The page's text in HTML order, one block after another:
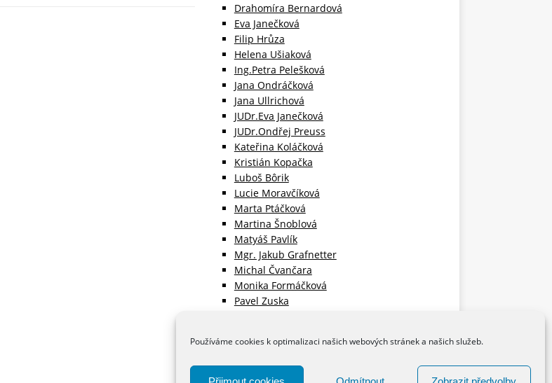
Používáme cookies k optimalizaci našich webových stránek a našich služeb.
Drahomíra Bernardová
Eva Janečková
Filip Hrůza
Helena Ušiaková
Ing.Petra Pelešková
Jana Ondráčková
Jana Ullrichová
JUDr.Eva Janečková
JUDr.Ondřej Preuss
Kateřina Koláčková
Kristián Kopačka
Luboš Bôrik
Lucie Moravčíková
Marta Ptáčková
Martina Šnoblová
Matyáš Pavlík
Mgr. Jakub Grafnetter
Michal Čvančara
Monika Formáčková
Pavel Zuska
Václav Dobrozemský